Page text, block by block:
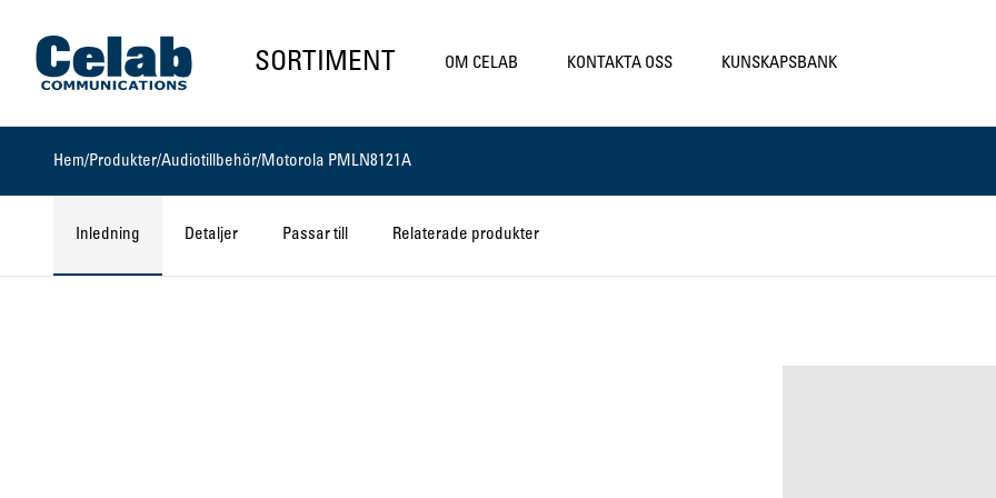
Gå till startsidan
SORTIMENT OM CELAB KONTAKTA OSS KUNSKAPSBANK
Hem/Produkter/Audiotillbehör/ Motorola PMLN8121A
Inledning Detaljer Passar till Relaterade produkter